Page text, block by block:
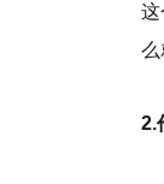
这
么
2.